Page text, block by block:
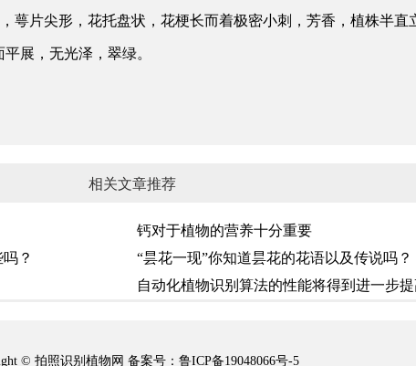
萼片尖形，花托盘状，花梗长而着极密小刺，芳香，植株半直
展，无光泽，翠绿。
相关文章推荐
钙对于植物的营养十分重要
？
“昙花一现”你知道昙花的花语以及传说吗？
自动化植物识别算法的性能将得到进一步提
© 拍照识别植物网 备案号：鲁ICP备19048066号-5